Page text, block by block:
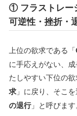
① フラストレー
可逆性・挫折・
上位の欲求である「
に手応えがない、
たしやすい下位の
求 」に戻り、そこ
の退行」と呼びます